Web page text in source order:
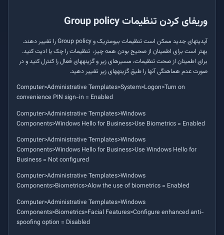
وریفای کردن تنظیماتGroup policy
آپدیت­های جدید ممکن است تنظیمات بیومتریک وGroup policyرا تغییر دهند.
بهتر است برای اطمینان از صحیح بودن همه چیز، تنظیمات را چک یا ادیت کنید.
برای اطمینان از صحت تنظیمات، مسیرهای زیر و گزینه­های فعال را کنترل کنید و در
صورت عدم هماهنگی آنها را طبق گزینه­های زیر تغییر دهید.
Computer>Administrative Templates>System>Logon>Turn on
convenience PIN sign-in = Enabled
Computer>Administrative Templates>Windows
Components>Windows Hello for Business>Use Biometrics = Enabled
Computer>Administrative Templates>Windows
Components>Windows Hello for Business>Use Windows Hello for
Business = Not configured
Computer>Administrative Templates>Windows
Components>Biometrics>Alow the use of biometrics = Enabled
Computer>Administrative Templates>Windows
Components>Biometrics>Facial Features>Configure enhanced anti-
spoofing option = Disabled